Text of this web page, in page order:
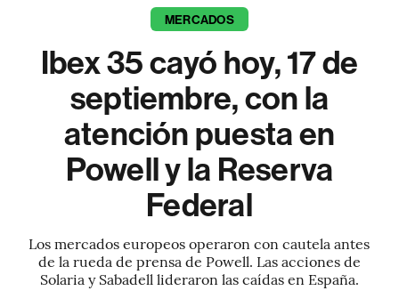
MERCADOS
Ibex 35 cayó hoy, 17 de
septiembre, con la
atención puesta en
Powell y la Reserva
Federal
Los mercados europeos operaron con cautela antes
de la rueda de prensa de Powell. Las acciones de
Solaria y Sabadell lideraron las caídas en España.